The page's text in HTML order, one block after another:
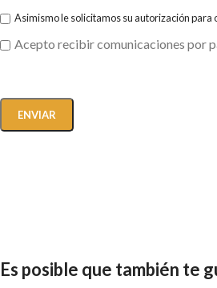
Asimismo le solicitamos su autorización
Acepto recibir comunicaciones por
Es posible que también te